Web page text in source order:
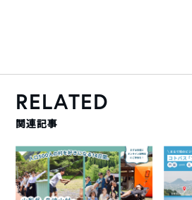
RELATED
関連記事